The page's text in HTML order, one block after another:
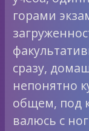
горами
сразу,
непонятно
общем, под
валюсь с